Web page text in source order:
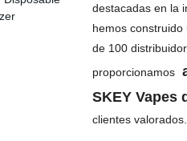
destacadas en la
hemos
de 100
proporcionamos
SKEY Vapes
clientes